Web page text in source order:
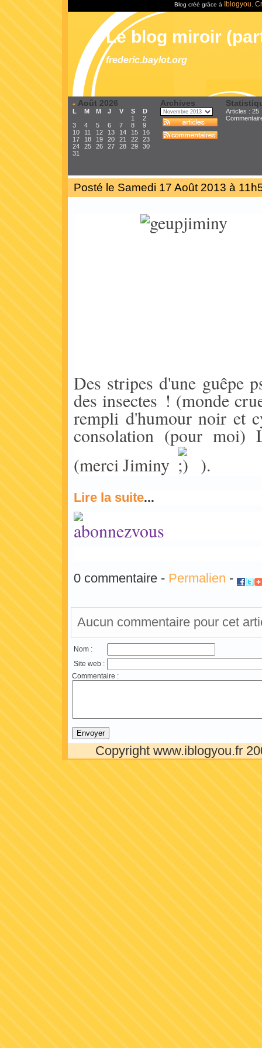
Blog créé grâce à Iblogyou
Le blog miroir
frederic.baylot.org
« Août 2026
L M M J V S
D
1
2
3
4 5 6 7 8
9
10
11 12 13 14 15
16
17
18 19 20 21 22
23
24
25 26 27 28 29
30
31
Archives
Articles : 25
Posté le Samedi 17 Août 2013 à
Des stripes d'une guêpe
des insectes ! (monde
rempli d'humour noir et
consolation (pour moi)
(merci Jiminy
).
Lire la suite...
0 commentaire - Permalien -
Aucun commentaire pour cet
Nom :
Site web :
Commentaire :
Copyright www.iblogyou.fr